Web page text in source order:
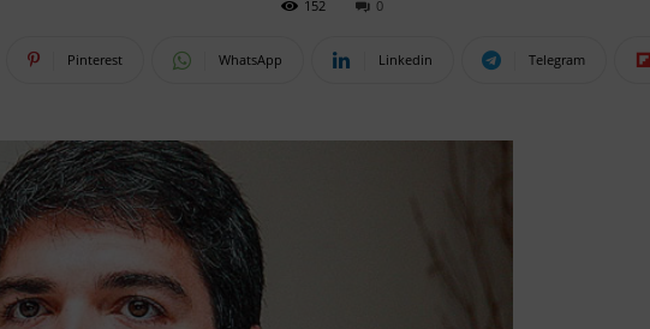
152 0
Pinterest WhatsApp Linkedin Telegram